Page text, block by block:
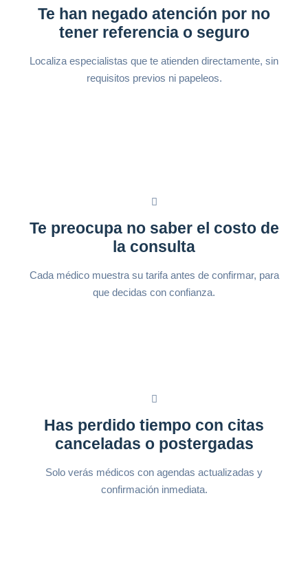
Te han negado atención por no
tener referencia o seguro
Localiza especialistas que te atienden directamente, sin
requisitos previos ni papeleos.
Te preocupa no saber el costo de
la consulta
Cada médico muestra su tarifa antes de confirmar, para
que decidas con confianza.
Has perdido tiempo con citas
canceladas o postergadas
Solo verás médicos con agendas actualizadas y
confirmación inmediata.